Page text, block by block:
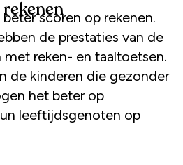
scoren op rekenen.
de prestaties van de
reken- en taaltoetsen.
de kinderen die gezonder
het beter op
leeftijdsgenoten op